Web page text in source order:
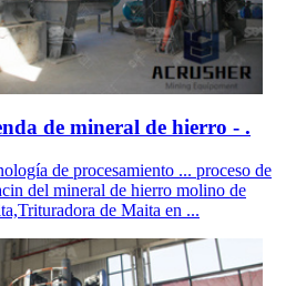
de mineral de hierro - .
de procesamiento ... proceso de
del mineral de hierro molino de
de Maita en ...